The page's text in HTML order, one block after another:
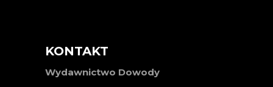
KONTAKT
Wydawnictwo Dowody